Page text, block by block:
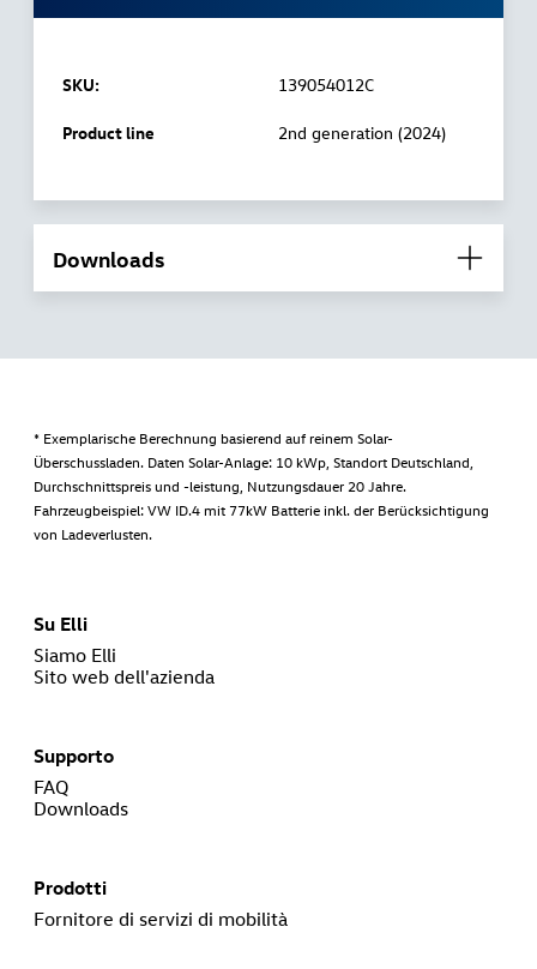
SKU: 139054012C
Product line 2nd generation (2024)
Downloads
* Exemplarische Berechnung basierend auf reinem Solar-
Überschussladen. Daten Solar-Anlage: 10 kWp, Standort Deutschland,
Durchschnittspreis und -leistung, Nutzungsdauer 20 Jahre.
Fahrzeugbeispiel: VW ID.4 mit 77kW Batterie inkl. der Berücksichtigung
von Ladeverlusten.
Su Elli
Siamo Elli
Sito web dell'azienda
Supporto
FAQ
Downloads
Prodotti
Fornitore di servizi di mobilità